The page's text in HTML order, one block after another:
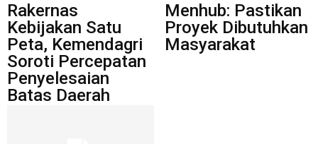
Rakernas
Kebijakan Satu
Peta, Kemendagri
Soroti Percepatan
Penyelesaian
Batas Daerah
Menhub: Pastikan
Proyek Dibutuhkan
Masyarakat